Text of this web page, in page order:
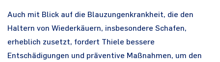
Auch mit Blick auf die Blauzungenkrankheit, die den
Haltern von Wiederkäuern, insbesondere Schafen,
erheblich zusetzt, fordert Thiele bessere
Entschädigungen und präventive Maßnahmen, um den